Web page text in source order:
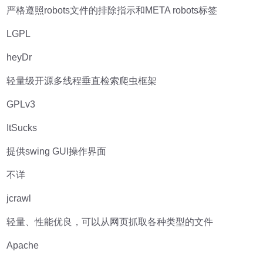
严格遵照robots文件的排除指示和META robots标签
LGPL
heyDr
轻量级开源多线程垂直检索爬虫框架
GPLv3
ItSucks
提供swing GUI操作界面
不详
jcrawl
轻量、性能优良，可以从网页抓取各种类型的文件
Apache